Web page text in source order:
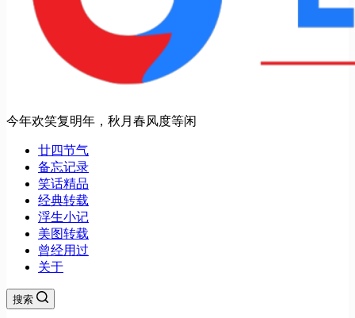
今年欢笑复明年，秋月春风度等闲
廿四节气
备忘记录
笑话精品
经典转载
浮生小记
美图转载
曾经用过
关于
搜索